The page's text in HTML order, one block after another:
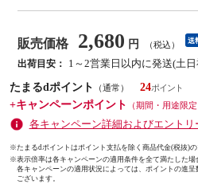
販売価格 2,680 円 （税込） 送
出荷目安：
1～2営業日以内に発送(土
たまるdポイント
（通常）
24
+キャンペーンポイント
（期間・用途限定
各キャンペーン詳細およびエントリ
※たまるdポイントはポイント支払を除く商品代金(税抜)の
※表示倍率は各キャンペーンの適用条件を全て満たした場
各キャンペーンの適用状況によっては、ポイントの進
ございます。